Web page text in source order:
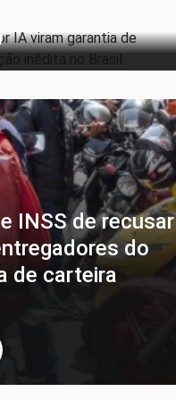
INSS de recusar
do
de carteira